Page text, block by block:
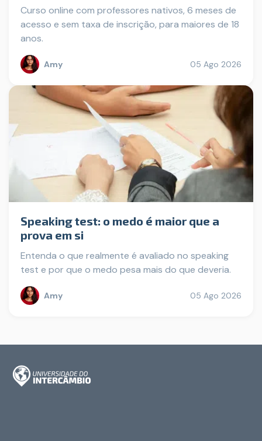
Curso online com professores nativos, 6 meses de
acesso e sem taxa de inscrição, para maiores de 18
anos.
Amy 05 Ago 2026
Speaking test: o medo é maior que a
prova em si
Entenda o que realmente é avaliado no speaking
test e por que o medo pesa mais do que deveria.
Amy 05 Ago 2026